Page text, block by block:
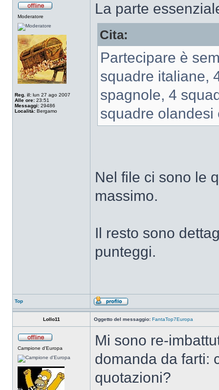
Moderatore
Reg. il: lun 27 ago 2007
Alle ore: 23:51
Messaggi: 29486
Località: Bergamo
La parte
Cita:
Partecipare è
squadre italiane,
spagnole, 4
squadre olandesi
Nel file ci sono le
massimo.
Il resto sono
punteggi.
Top
Lollo11 Oggetto del messaggio: FantaTop7Europa
Campione d'Europa
Mi sono re-
domanda da farti:
quotazioni?